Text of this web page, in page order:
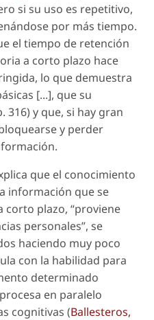
si su uso es repetitivo,
por más tiempo.
el tiempo de retención
a corto plazo hace
lo que demuestra
[...], que su
316) y que, si hay gran
y perder
que el conocimiento
información que se
corto plazo, “proviene
personales”, se
haciendo muy poco
con la habilidad para
determinado
en paralelo
cognitivas (Ballesteros,